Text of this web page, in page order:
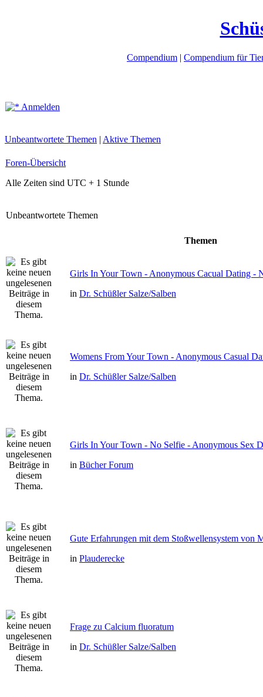
Compendium | Compendium für
Anmelden
Unbeantwortete Themen | Aktive Themen
Foren-Übersicht
Alle Zeiten sind UTC + 1 Stunde
Unbeantwortete Themen
Themen
Girls In Your Town - Anonymous Cacual Dating -
in Dr. Schüßler Salze/Salben
Womens From Your Town - Anonymous Casual
in Dr. Schüßler Salze/Salben
Girls In Your Town - No Selfie - Anonymous Sex
in Bücher Forum
Gute Erfahrungen mit dem Stoßwellensystem von
in Plauderecke
Frage zu Calcium fluoratum
in Dr. Schüßler Salze/Salben